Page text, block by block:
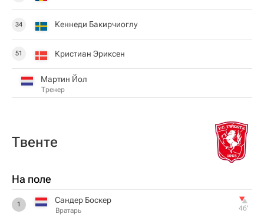
34 Кеннеди Бакирчиоглу
51 Кристиан Эриксен
Мартин Йол
Тренер
Твенте
На поле
1 Сандер Боскер
Вратарь 46‎’‎